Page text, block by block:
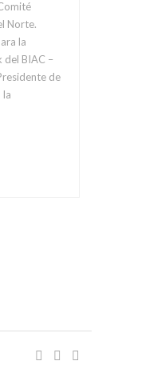
Norte.
la
BIAC –
de
la